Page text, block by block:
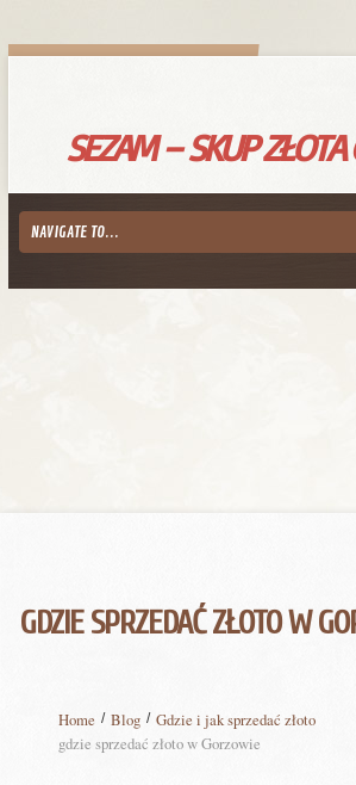
SEZAM – SKUP ZŁOTA
GDZIE SPRZEDAĆ ZŁOTO W
Home Blog
Gdzie i jak sprzedać złoto
gdzie sprzedać złoto w Gorzowie